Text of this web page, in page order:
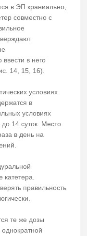
в ЭП краниально,
совместно с
в него
14, 15, 16).
условиях
в
условиях
14 суток. Место
в день на
правильность
те же дозы